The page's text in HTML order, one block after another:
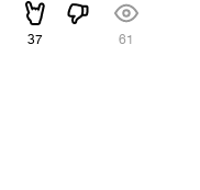
37 61